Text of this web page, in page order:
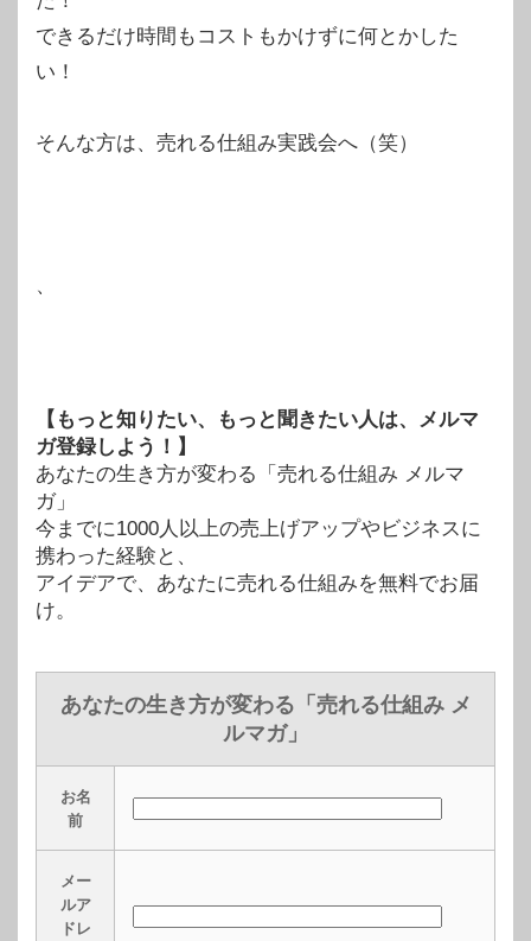
できるだけ時間もコストもかけずに何とかした
い！
そんな方は、売れる仕組み実践会へ（笑）
、
【もっと知りたい、もっと聞きたい人は、メルマ
ガ登録しよう！】
あなたの生き方が変わる「売れる仕組み メルマ
ガ」
今までに1000人以上の売上げアップやビジネスに
携わった経験と、
アイデアで、あなたに売れる仕組みを無料でお届
け。
あなたの生き方が変わる「売れる仕組み メ
ルマガ」
お名
前
メー
ルア
ドレ